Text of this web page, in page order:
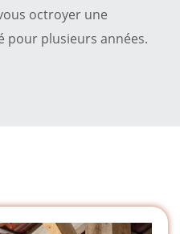
octroyer une
pour plusieurs années.